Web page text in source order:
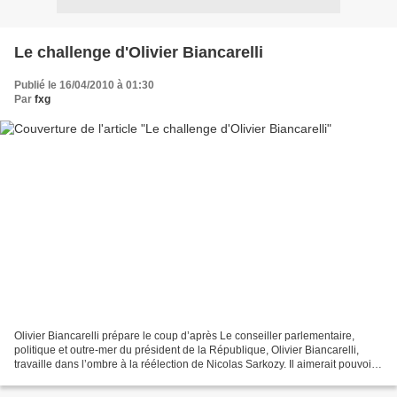
Le challenge d'Olivier Biancarelli
Publié le 16/04/2010 à 01:30
Par fxg
Olivier Biancarelli prépare le coup d’après Le conseiller parlementaire,
politique et outre-mer du président de la République, Olivier Biancarelli,
travaille dans l’ombre à la réélection de Nicolas Sarkozy. Il aimerait pouvoir